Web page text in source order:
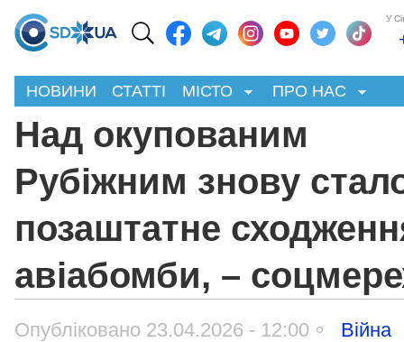
У
НОВИНИ СТАТТІ МІСТО ПРО НАС
Над окупованим
Рубіжним знову
позаштатне
авіабомби, –
Опубліковано 23.04.2026 - 12:00
Війна